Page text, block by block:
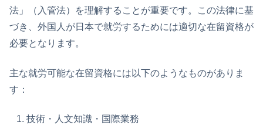
法」（入管法）を理解することが重要です。この法律に基
づき、外国人が日本で就労するためには適切な在留資格が
必要となります。
主な就労可能な在留資格には以下のようなものがありま
す：
技術・人文知識・国際業務